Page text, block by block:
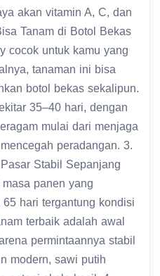
akan vitamin A, C, dan
Tanam di Botol Bekas
cocok untuk kamu yang
tanaman ini bisa
botol bekas sekalipun.
35–40 hari, dengan
mulai dari menjaga
peradangan. 3.
Stabil Sepanjang
panen yang
hari tergantung kondisi
terbaik adalah awal
permintaannya stabil
modern, sawi putih